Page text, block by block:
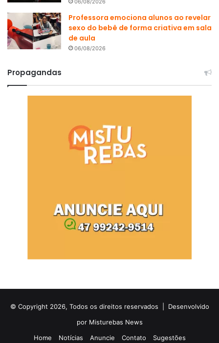
06/08/2026
Professora emociona alunos ao revelar
sexo do bebê de forma criativa em sala
de aula
06/08/2026
Propagandas
© Copyright 2026, Todos os direitos reservados | Desenvolvido
por Misturebas News
Home
Notícias Anuncie Contato Sugestões